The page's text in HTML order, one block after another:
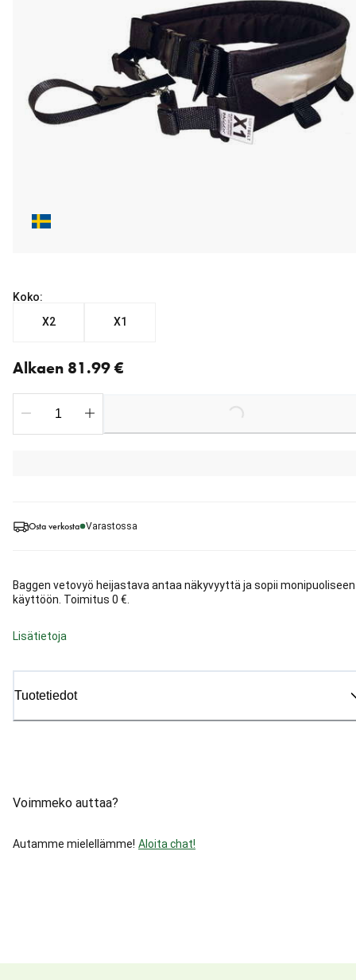
Osta verkosta Varastossa
Baggen vetovyö heijastava antaa näkyvyyttä ja sopii monipuoliseen
käyttöön. Toimitus 0 €.
Lisätietoja
Tuotetiedot
Voimmeko auttaa?
Autamme mielellämme! Aloita chat!
Koko:
X2
X1
Alkaen 81.99 €
Loading...